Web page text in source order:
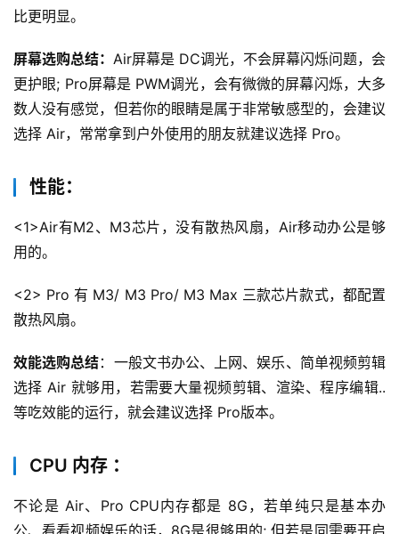
比更明显。
屏幕选购总结： Air屏幕是 DC调光，不会屏幕闪烁问题，会
更护眼; Pro屏幕是 PWM调光，会有微微的屏幕闪烁，大多
数人没有感觉，但若你的眼睛是属于非常敏感型的，会建议
选择 Air，常常拿到户外使用的朋友就建议选择 Pro。
性能：
<1>Air有M2、M3芯片，没有散热风扇，Air移动办公是够
用的。
<2> Pro 有 M3/ M3 Pro/ M3 Max 三款芯片款式，都配置
散热风扇。
效能选购总结：一般文书办公、上网、娱乐、简单视频剪辑
选择 Air 就够用，若需要大量视频剪辑、渲染、程序编辑..
等吃效能的运行，就会建议选择 Pro版本。
CPU 内存 ：
不论是 Air、Pro CPU内存都是 8G，若单纯只是基本办
公、看看视频娱乐的话，8G是很够用的; 但若是同需要开启